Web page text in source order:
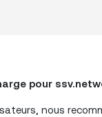
pour
nous